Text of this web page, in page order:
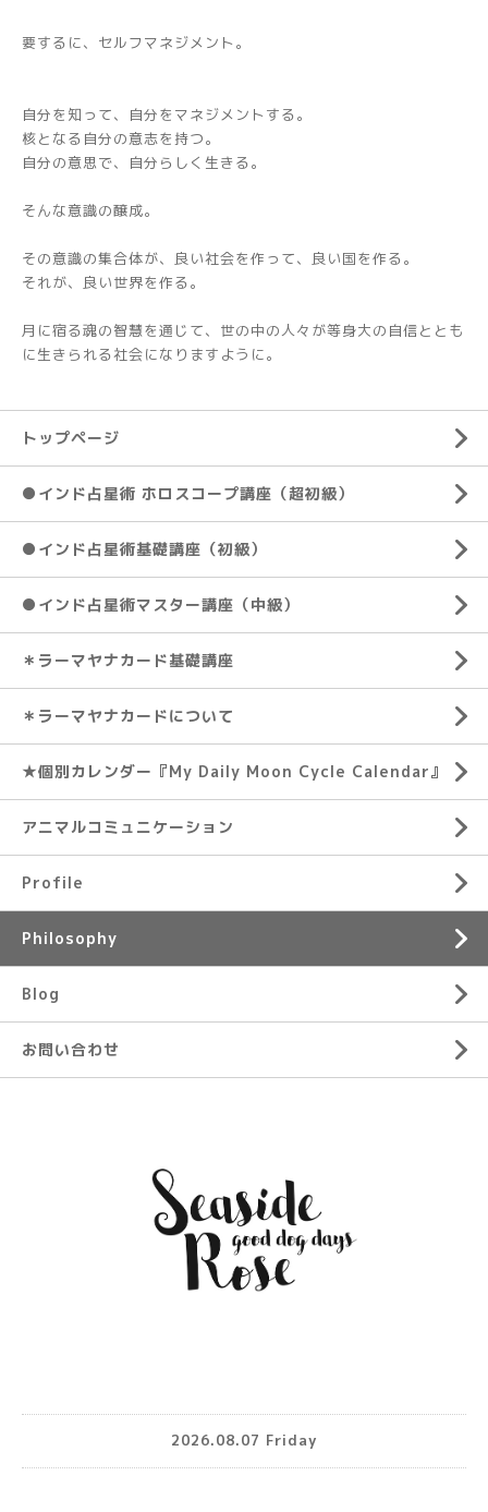
要するに、セルフマネジメント。
自分を知って、自分をマネジメントする。
核となる自分の意志を持つ。
自分の意思で、自分らしく生きる。
そんな意識の醸成。
その意識の集合体が、良い社会を作って、良い国を作る。
それが、良い世界を作る。
月に宿る魂の智慧を通じて、世の中の人々が等身大の自信ととも
に生きられる社会になりますように。
トップページ
●インド占星術 ホロスコープ講座（超初級）
●インド占星術基礎講座（初級）
●インド占星術マスター講座（中級）
＊ラーマヤナカード基礎講座
＊ラーマヤナカードについて
★個別カレンダー『My Daily Moon Cycle Calendar』
アニマルコミュニケーション
Profile
Philosophy
Blog
お問い合わせ
2026.08.07 Friday